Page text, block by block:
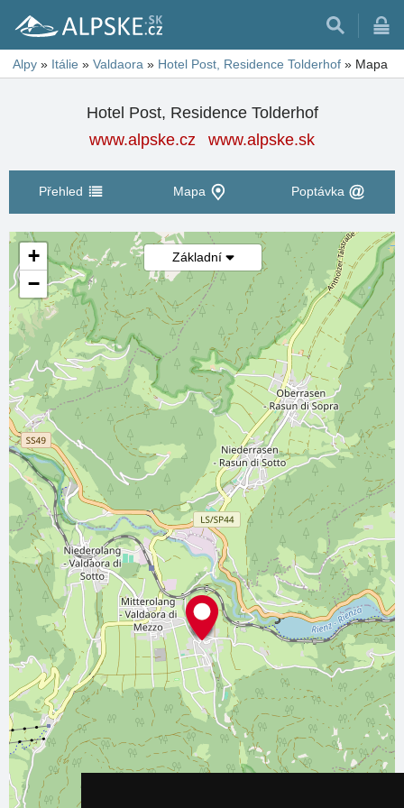
Alpy » Itálie » Valdaora » Hotel Post, Residence Tolderhof » Mapa
Hotel Post, Residence Tolderhof
www.alpske.cz
www.alpske.sk
Přehled Mapa Poptávka
Základní
+
−